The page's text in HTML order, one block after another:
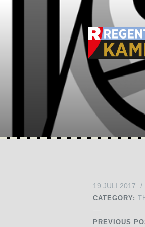
19 JULI 2017 /
CATEGORY:
PREVIOUS